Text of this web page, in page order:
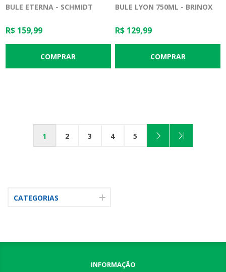
BULE ETERNA - SCHMIDT
R$ 159,99
BULE LYON 750ML - BRINOX
R$ 129,99
1 2 3 4 5
CATEGORIAS
INFORMAÇÃO